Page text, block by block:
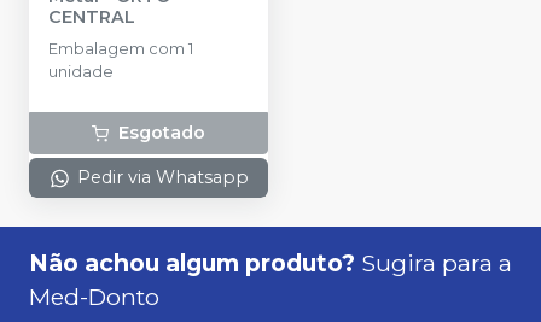
CENTRAL
Embalagem com 1
unidade
Esgotado
Pedir via Whatsapp
Não achou algum produto? Sugira para a
Med-Donto